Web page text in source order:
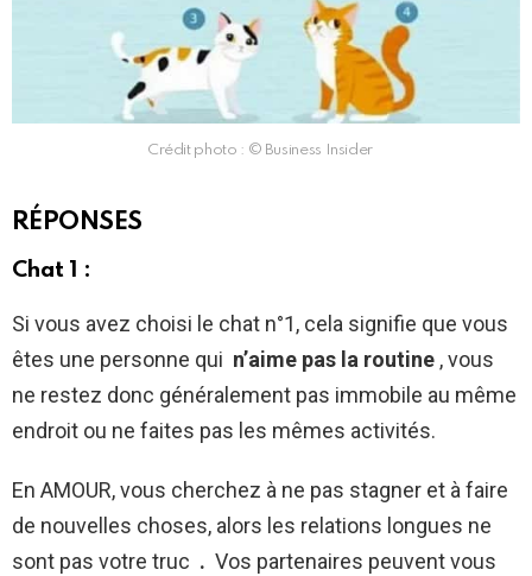
Crédit photo : © Business Insider
RÉPONSES
Chat 1 :
Si vous avez choisi le chat n°1, cela signifie que vous
êtes une personne qui n’aime pas la routine , vous
ne restez donc généralement pas immobile au même
endroit ou ne faites pas les mêmes activités.
En AMOUR, vous cherchez à ne pas stagner et à faire
de nouvelles choses, alors les relations longues ne
sont pas votre truc . Vos partenaires peuvent vous